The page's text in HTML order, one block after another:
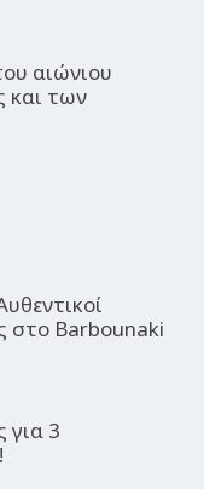
αιώνιου
και των
στο Barbounaki
για 3